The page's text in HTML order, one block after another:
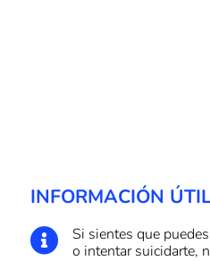
INFORMACIÓN

Si sientes que
o intentar suicidarte,